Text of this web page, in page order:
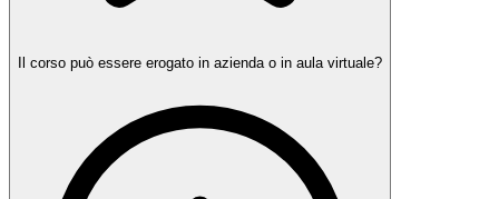
Il corso può essere erogato in azienda o in aula virtuale?